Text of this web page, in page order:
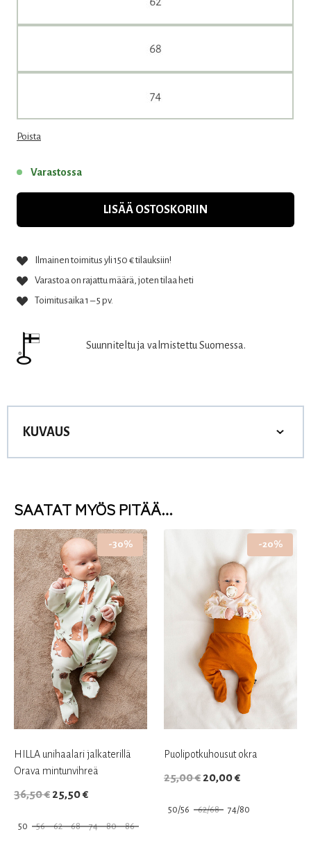
Poista
Varastossa
LISÄÄ OSTOSKORIIN
Ilmainen toimitus yli 150 € tilauksiin!
Varastoa on rajattu määrä, joten tilaa heti
Toimitusaika 1 – 5 pv.
Suunniteltu ja valmistettu Suomessa.
KUVAUS
SAATAT MYÖS PITÄÄ…
-30%
HILLA unihaalari jalkaterillä
Orava mintunvihreä
36,50€ Alkuperäinen
oli:
25,50€Nykyinen
on:
50 56 62 68 74 80 86
-20%
Puolipotkuhousut okra
25,00€ Alkuperäinen
oli:
20,00€Nykyinen
on:
50/56 62/68 74/80